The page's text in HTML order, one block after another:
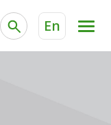
En
الخدمات